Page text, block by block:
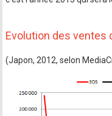
Evolution des ventes
(Japon, 2012, selon